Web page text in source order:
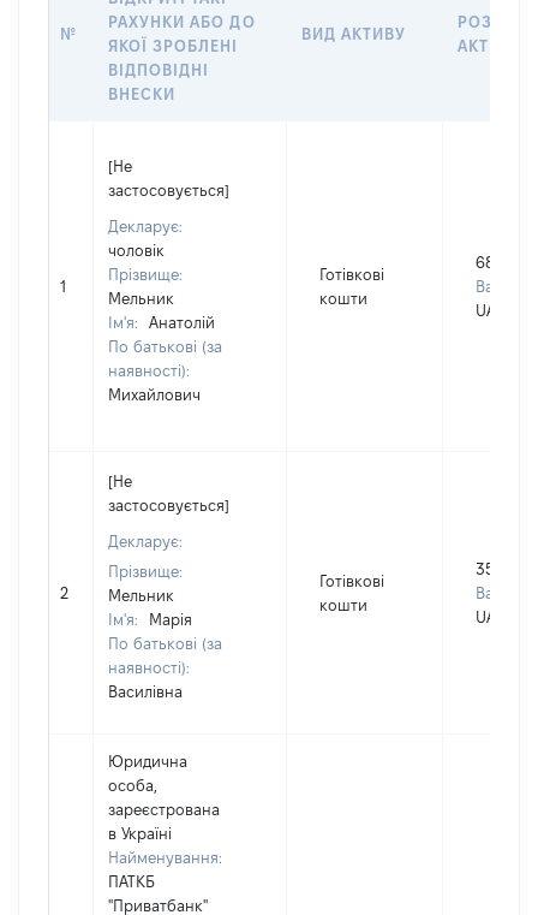
№
РАХУНКИ АБО ДО
ЯКОЇ ЗРОБЛЕНІ
ВІДПОВІДНІ
ВНЕСКИ
ВИД АКТИВУ
РОЗМІР
АКТИВУ
1
[Не
застосовується]
Декларує:
чоловік
Прізвище:
Мельник
Ім'я:
Анатолій
По батькові (за
наявності):
Михайлович
Готівкові
кошти
680000
Валюта:
UAH
2
[Не
застосовується]
Декларує:
Прізвище:
Мельник
Ім'я:
Марія
По батькові (за
наявності):
Василівна
Готівкові
кошти
350000
Валюта:
UAH
Юридична
особа,
зареєстрована
в Україні
Найменування:
ПАТКБ
"Приватбанк"